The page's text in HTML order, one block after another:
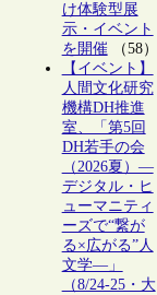
け体験型展
示・イベント
を開催（58）
【イベント】
人間文化研究
機構DH推進
室、「第5回
DH若手の会
（2026夏）―
デジタル・ヒ
ューマニティ
ーズで“繋が
る×広がる”人
文学―」
（8/24-25・大